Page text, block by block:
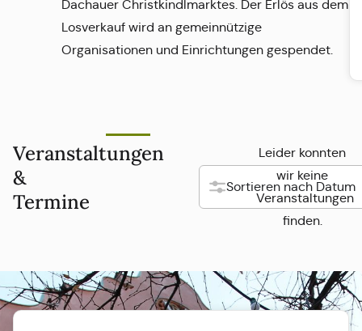
Dachauer Christkindlmarktes. Der Erlös aus dem
Losverkauf wird an gemeinnützige
Organisationen und Einrichtungen gespendet.
Veranstaltungen
&
Termine
Sortieren nach Datum
Leider konnten
wir keine
Veranstaltungen
finden.